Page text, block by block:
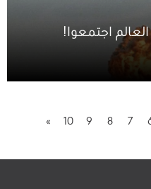
اجتمعوا!
7
8
9
10
»